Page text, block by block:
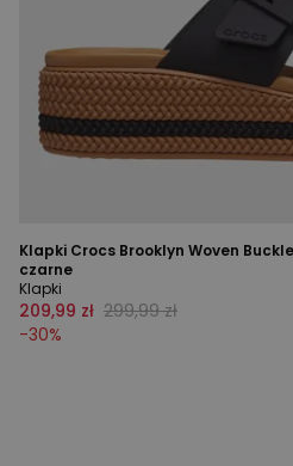
Klapki Crocs Brooklyn Woven
czarne
Klapki
209,99 zł 299,99 zł
-30%